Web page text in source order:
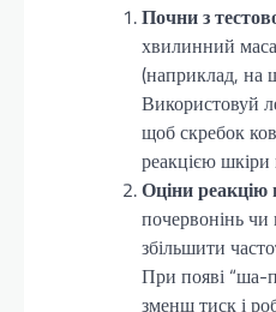
Почни з
хвилинний
(наприклад, на
Використовуй
щоб скребок
реакцією
Оціни реакцію
почервонінь
збільшити
При появі “ша-
зменш тиск і